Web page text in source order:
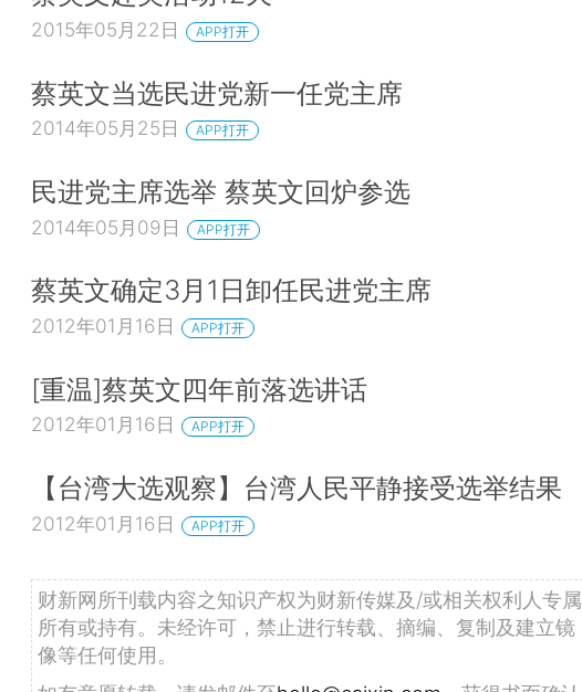
2015年05月22日 APP打开
蔡英文当选民进党新一任党主席
2014年05月25日 APP打开
民进党主席选举 蔡英文回炉参选
2014年05月09日 APP打开
蔡英文确定3月1日卸任民进党主席
2012年01月16日 APP打开
[重温]蔡英文四年前落选讲话
2012年01月16日 APP打开
【台湾大选观察】台湾人民平静接受选举结果
2012年01月16日 APP打开
财新网所刊载内容之知识产权为财新传媒及/或相关权利人专属
所有或持有。未经许可，禁止进行转载、摘编、复制及建立镜
像等任何使用。